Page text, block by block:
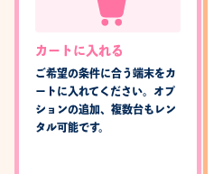
カートに入れる
ご希望の条件に合う端末をカ
ートに入れてください。オプ
ションの追加、複数台もレン
タル可能です。